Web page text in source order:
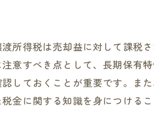
法
所得税は売却益に対して課税
意すべき点として、長期保有
しておくことが重要です。ま
金に関する知識を身につける